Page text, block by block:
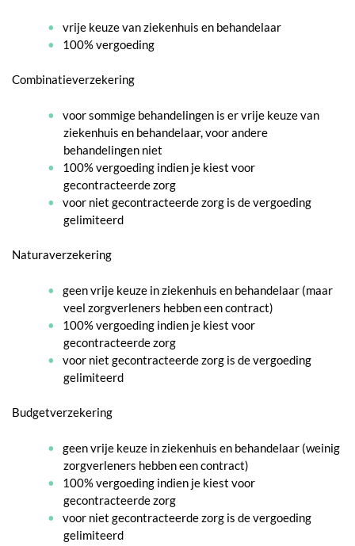
vrije keuze van ziekenhuis en behandelaar
100% vergoeding
Combinatieverzekering
voor sommige behandelingen is er vrije keuze van
ziekenhuis en behandelaar, voor andere
behandelingen niet
100% vergoeding indien je kiest voor
gecontracteerde zorg
voor niet gecontracteerde zorg is de vergoeding
gelimiteerd
Naturaverzekering
geen vrije keuze in ziekenhuis en behandelaar (maar
veel zorgverleners hebben een contract)
100% vergoeding indien je kiest voor
gecontracteerde zorg
voor niet gecontracteerde zorg is de vergoeding
gelimiteerd
Budgetverzekering
geen vrije keuze in ziekenhuis en behandelaar (weinig
zorgverleners hebben een contract)
100% vergoeding indien je kiest voor
gecontracteerde zorg
voor niet gecontracteerde zorg is de vergoeding
gelimiteerd